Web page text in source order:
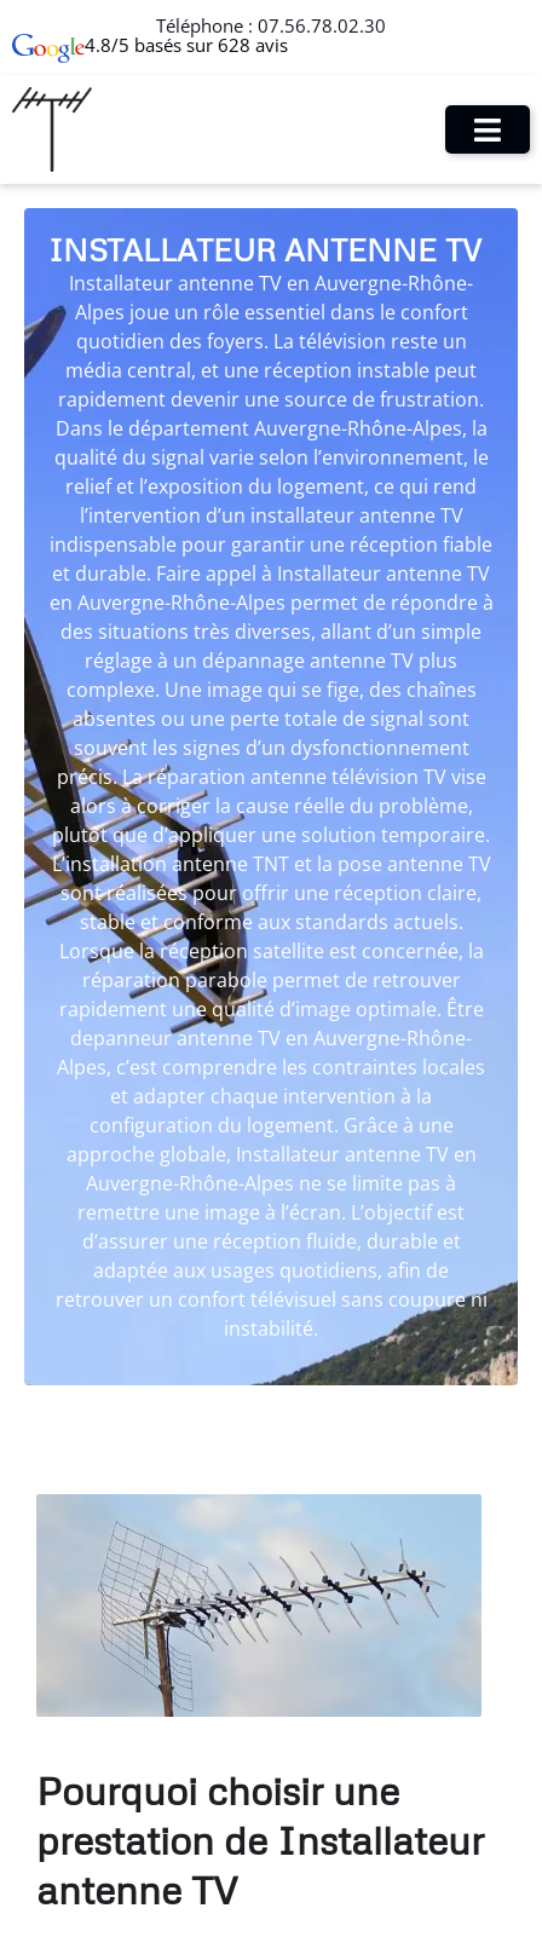
Téléphone : 07.56.78.02.30
4.8/5 basés sur 628 avis
INSTALLATEUR ANTENNE TV
Installateur antenne TV en Auvergne-Rhône-
Alpes joue un rôle essentiel dans le confort
quotidien des foyers. La télévision reste un
média central, et une réception instable peut
rapidement devenir une source de frustration.
Dans le département Auvergne-Rhône-Alpes, la
qualité du signal varie selon l’environnement, le
relief et l’exposition du logement, ce qui rend
l’intervention d’un installateur antenne TV
indispensable pour garantir une réception fiable
et durable. Faire appel à Installateur antenne TV
en Auvergne-Rhône-Alpes permet de répondre à
des situations très diverses, allant d’un simple
réglage à un dépannage antenne TV plus
complexe. Une image qui se fige, des chaînes
absentes ou une perte totale de signal sont
souvent les signes d’un dysfonctionnement
précis. La réparation antenne télévision TV vise
alors à corriger la cause réelle du problème,
plutôt que d’appliquer une solution temporaire.
L’installation antenne TNT et la pose antenne TV
sont réalisées pour offrir une réception claire,
stable et conforme aux standards actuels.
Lorsque la réception satellite est concernée, la
réparation parabole permet de retrouver
rapidement une qualité d’image optimale. Être
depanneur antenne TV en Auvergne-Rhône-
Alpes, c’est comprendre les contraintes locales
et adapter chaque intervention à la
configuration du logement. Grâce à une
approche globale, Installateur antenne TV en
Auvergne-Rhône-Alpes ne se limite pas à
remettre une image à l’écran. L’objectif est
d’assurer une réception fluide, durable et
adaptée aux usages quotidiens, afin de
retrouver un confort télévisuel sans coupure ni
instabilité.
Pourquoi choisir une
prestation de Installateur
antenne TV